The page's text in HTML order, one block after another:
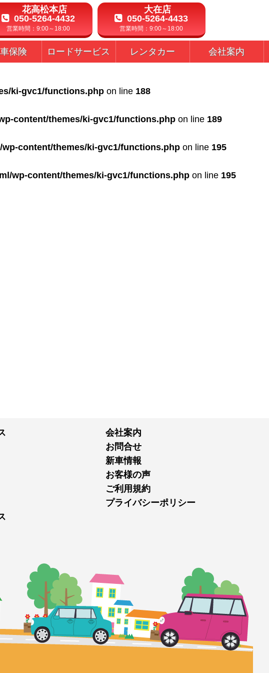
花高松本店
050-5264-4432
営業時間：9:00～18:00
大在店
050-5264-4433
営業時間：9:00～18:00
保険 ロードサービス レンタカー 会社案内
ki-gvc1/functions.php on line 188
content/themes/ki-gvc1/functions.php on line 189
content/themes/ki-gvc1/functions.php on line 195
wp-content/themes/ki-gvc1/functions.php on line 195
会社案内
お問合せ
新車情報
お客様の声
ご利用規約
プライバシーポリシー